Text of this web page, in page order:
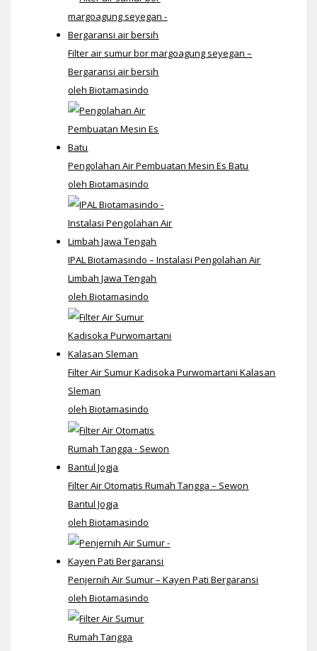
Filter air sumur bor margoagung seyegan –
Bergaransi air bersih
oleh Biotamasindo
Pengolahan Air Pembuatan Mesin Es Batu
oleh Biotamasindo
IPAL Biotamasindo – Instalasi Pengolahan Air
Limbah Jawa Tengah
oleh Biotamasindo
Filter Air Sumur Kadisoka Purwomartani Kalasan
Sleman
oleh Biotamasindo
Filter Air Otomatis Rumah Tangga – Sewon
Bantul Jogja
oleh Biotamasindo
Penjernih Air Sumur – Kayen Pati Bergaransi
oleh Biotamasindo